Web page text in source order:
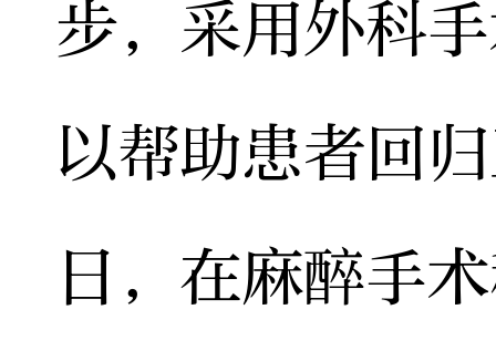
步，采用外科
以帮助患者回
日，在麻醉手